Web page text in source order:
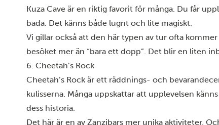
Kuza Cave är en riktig favorit för många. Du får
bada. Det känns både lugnt och lite magiskt.
Vi gillar också att den här typen av tur ofta
besöket mer än “bara ett dopp”. Det blir en liten
6. Cheetah’s Rock
Cheetah’s Rock är ett räddnings- och
kulisserna. Många uppskattar att upplevelsen
dess historia.
Det här är en av Zanzibars mer unika aktiviteter.